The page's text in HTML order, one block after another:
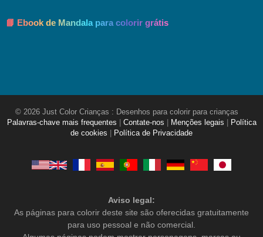
📘 Ebook de Mandala para colorir grátis
© 2026 Just Color Crianças : Desenhos para colorir para crianças
Palavras-chave mais frequentes
Contate-nos Menções legais
Política
de cookies
Política de Privacidade
Aviso legal:
As páginas para colorir deste site são oferecidas gratuitamente
para uso pessoal e não comercial.